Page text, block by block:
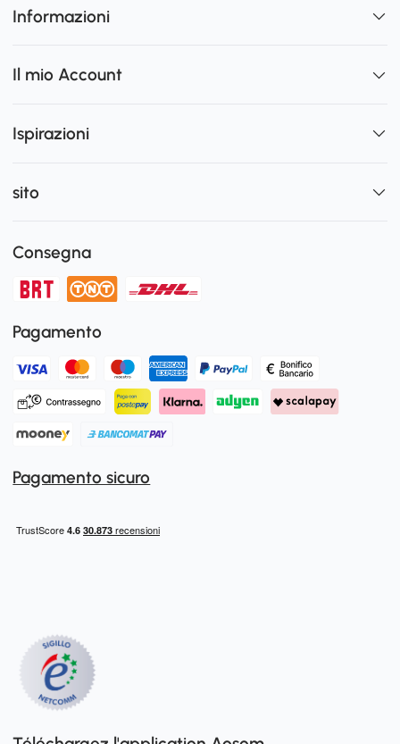
Informazioni
Il mio Account
Ispirazioni
sito
Consegna
Pagamento
Pagamento sicuro